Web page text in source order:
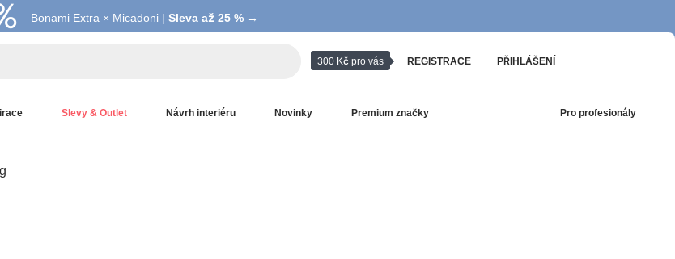
Bonami Extra × Micadoni | Sleva až 25 % →
Summer Sale |Ušetřete až 40 % →
300 Kč pro vás REGISTRACE PŘIHLÁŠENÍ
Slevy & Outlet Návrh interiéru Novinky Premium značky Pro profesionály